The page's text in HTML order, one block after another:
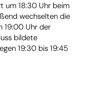
um 18:30 Uhr beim
wechselten die
19:00 Uhr der
bildete
19:30 bis 19:45